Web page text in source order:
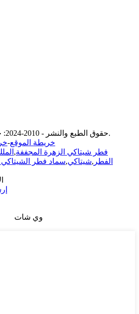
© حقوق الطبع والنشر - 2010-2024: جميع الحقوق محفوظة.
خريطة الموقع-
فطر شيتاكي الزهرة المجففة,
الفطر ,شيتاكي,سماد فطر الشيتاكي
وي شات